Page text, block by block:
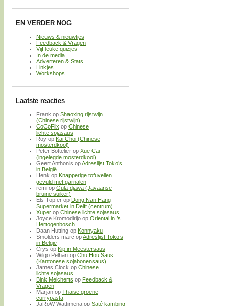
EN VERDER NOG
Nieuws & nieuwtjes
Feedback & Vragen
Vijf leuke quizjes
In de media
Adverteren & Stats
Linkjes
Workshops
Laatste reacties
Frank op Shaoxing rijstwijn
(Chinese rijstwijn)
CoCoFlix op Chinese
lichte sojasaus
Roy op Kai Choi (Chinese
mosterdkool)
Peter Bottelier op Xue Cai
(ingelegde mosterdkool)
Geert Anthonis opAdreslijst Toko’s
in België
Henk op Knapperige tofuvellen
gevuld met garnalen
remi op Gula djawa (Javaanse
bruine suiker)
Els Töpfer op Dong Nan Hang
Supermarket in Delft (centrum)
Xuper op Chinese lichte sojasaus
Joyce Kromodirijo op Oriental in ’s
Hertogenbosch
Daan Hutting op Konnyaku
Smolders marc opAdreslijst Toko’s
in België
Crys op Kip in Meestersaus
Wilgo Pelhan op Chu Hou Saus
(Kantonese sojabonensaus)
James Clock op Chinese
lichte sojasaus
Bink Melcherts op Feedback &
Vragen
Marjan op Thaise groene
currypasta
JaRoW Wattimena op Saté kambing